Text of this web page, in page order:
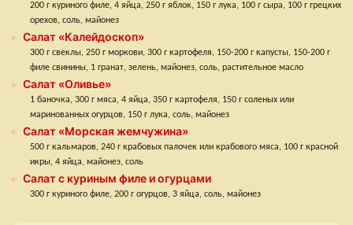
200 г куриного филе, 4 яйца, 250 г яблок, 150 г лука, 100 г сыра, 100 г грецких
орехов, соль, майонез
Салат «Калейдоскоп»
300 г свеклы, 250 г моркови, 300 г картофеля, 150-200 г капусты, 150-200 г
филе свинины, 1 гранат, зелень, майонез, соль, растительное масло
Салат «Оливье»
1 баночка, 300 г мяса, 4 яйца, 350 г картофеля, 150 г соленых или
маринованных огурцов, 150 г лука, соль, майонез
Салат «Морская жемчужина»
500 г кальмаров, 240 г крабовых палочек или крабового мяса, 100 г красной
икры, 4 яйца, майонез, соль
Салат с куриным филе и огурцами
300 г куриного филе, 200 г огурцов, 3 яйца, соль, майонез